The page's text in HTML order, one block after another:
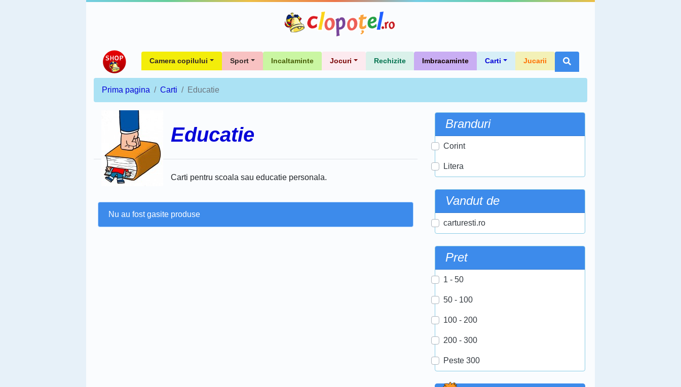
Camera copilului Sport Incaltaminte Jocuri Rechizite Imbracaminte Carti Jucarii
Prima pagina Carti Educatie
Educatie
Carti pentru scoala sau educatie personala.
Nu au fost gasite produse
Branduri
Corint
Litera
Vandut de
carturesti.ro
Pret
1 - 50
50 - 100
100 - 200
200 - 300
Peste 300